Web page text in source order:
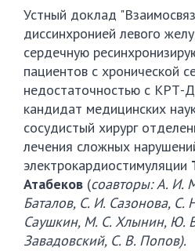
Устный доклад
диссинхронией левого
сердечную
пациентов с хронической
недостаточностью с КРТ-
кандидат медицинских
сосудистый хирург
лечения сложных
электрокардиостимуляции
Атабеков (соавторы: А. И.
Баталов, С. И. Сазонова, С.
Саушкин, М. С. Хлынин, Ю.
Завадовский, С. В. Попов).